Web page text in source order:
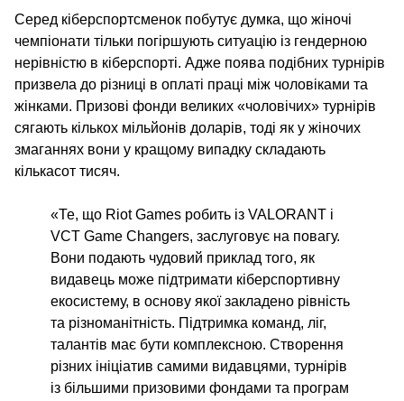
Серед кіберспортсменок побутує думка, що жіночі
чемпіонати тільки погіршують ситуацію із гендерною
нерівністю в кіберспорті. Адже поява подібних турнірів
призвела до різниці в оплаті праці між чоловіками та
жінками. Призові фонди великих «чоловічих» турнірів
сягають кількох мільйонів доларів, тоді як у жіночих
змаганнях вони у кращому випадку складають
кількасот тисяч.
«Те, що Riot Games робить із VALORANT і
VCT Game Changers, заслуговує на повагу.
Вони подають чудовий приклад того, як
видавець може підтримати кіберспортивну
екосистему, в основу якої закладено рівність
та різноманітність. Підтримка команд, ліг,
талантів має бути комплексною. Створення
різних ініціатив самими видавцями, турнірів
із більшими призовими фондами та програм